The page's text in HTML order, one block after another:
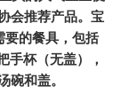
会推荐产品。宝
的餐具，包括
手杯（无盖），
和盖。